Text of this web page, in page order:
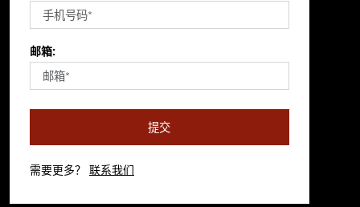
邮箱:
提交
需要更多？ 联系我们